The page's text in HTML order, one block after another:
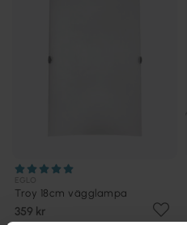
Troy 18cm vägglampa
359 kr